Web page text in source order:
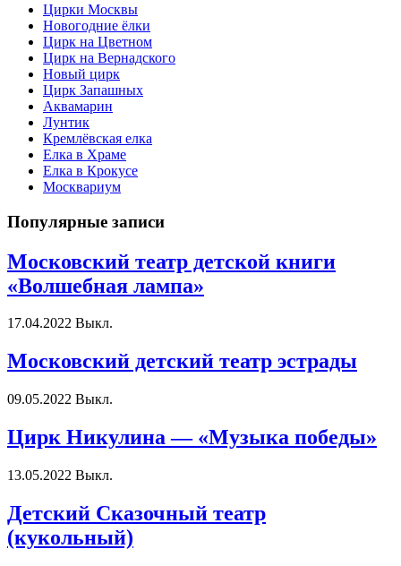
Цирки Москвы
Новогодние ёлки
Цирк на Цветном
Цирк на Вернадского
Новый цирк
Цирк Запашных
Аквамарин
Лунтик
Кремлёвская елка
Елка в Храме
Елка в Крокусе
Москвариум
Популярные записи
Московский театр детской книги
«Волшебная лампа»
17.04.2022 Выкл.
Московский детский театр эстрады
09.05.2022 Выкл.
Цирк Никулина — «Музыка победы»
13.05.2022 Выкл.
Детский Сказочный театр
(кукольный)